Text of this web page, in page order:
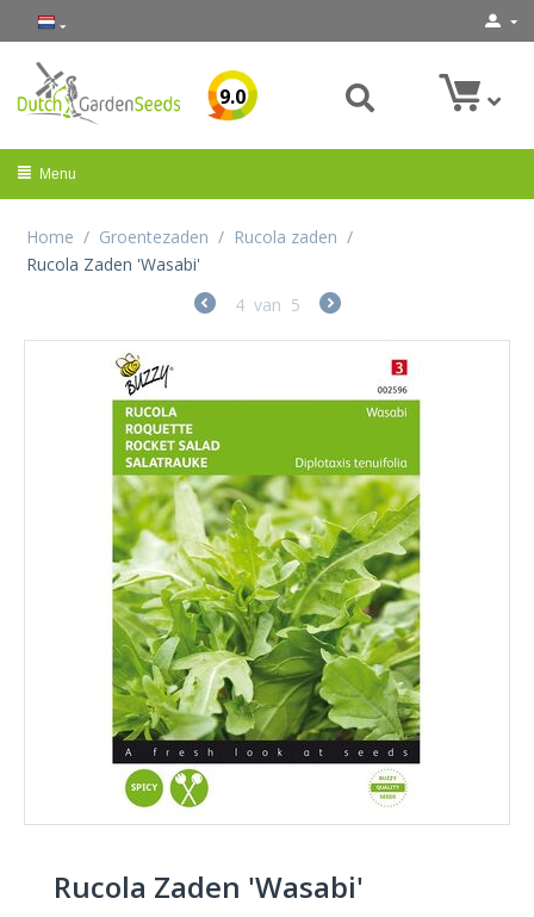
9.0
Menu
Home / Groentezaden / Rucola zaden /
Rucola Zaden 'Wasabi'
4 van 5
Rucola Zaden 'Wasabi'